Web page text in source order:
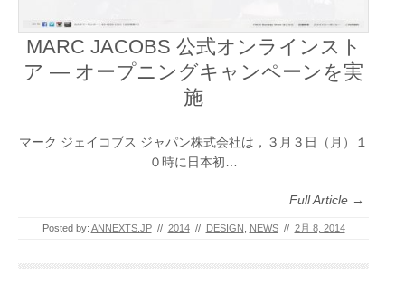
MARC JACOBS 公式オンラインスト
ア ― オープニングキャンペーンを実
施
マーク ジェイコブス ジャパン株式会社は，３月３日（月）１
０時に日本初…
Full Article →
Posted by: ANNEXTS.JP // 2014 // DESIGN NEWS // 2月 8, 2014